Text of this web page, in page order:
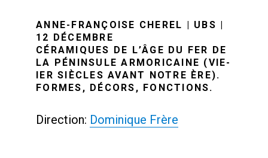
ANNE-FRANÇOISE CHEREL | UBS |
12 DÉCEMBRE
CÉRAMIQUES DE L’ÂGE DU FER DE
LA PÉNINSULE ARMORICAINE (VIE-
IER SIÈCLES AVANT NOTRE ÈRE).
FORMES, DÉCORS, FONCTIONS.
Direction: Dominique Frère